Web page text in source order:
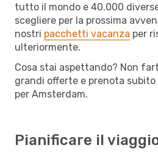
tutto il mondo e 40.000
scegliere per la prossima
nostri pacchetti vacanza per
ulteriormente.
Cosa stai aspettando? Non
grandi offerte e prenota subito
per Amsterdam.
Pianificare il